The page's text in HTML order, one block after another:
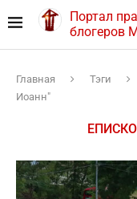
Портал
блогеров
Главная Тэги
Иоанн"